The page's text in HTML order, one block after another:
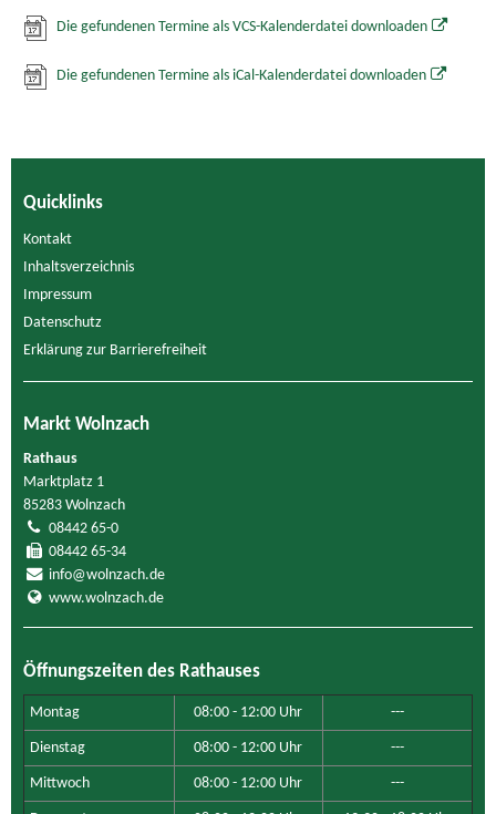
Die gefundenen Termine als VCS-Kalenderdatei downloaden
Die gefundenen Termine als iCal-Kalenderdatei downloaden
Quicklinks
Kontakt
Inhaltsverzeichnis
Impressum
Datenschutz
Erklärung zur Barrierefreiheit
Markt Wolnzach
Rathaus
Marktplatz 1
85283 Wolnzach
08442 65-0
08442 65-34
info@wolnzach.de
www.wolnzach.de
Öffnungszeiten des Rathauses
Montag 08:00 - 12:00 Uhr ---
Dienstag 08:00 - 12:00 Uhr ---
Mittwoch 08:00 - 12:00 Uhr ---